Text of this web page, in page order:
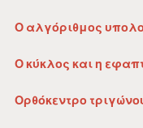
Ο αλγόριθμος
Ο κύκλος και η
Ορθόκεντρο